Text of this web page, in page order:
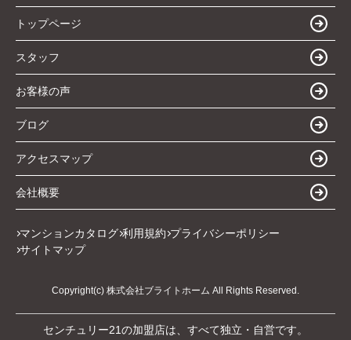
トップページ
スタッフ
お客様の声
ブログ
アクセスマップ
会社概要
マンションカタログ 利用規約 プライバシーポリシー
サイトマップ
Copyright(c) 株式会社ブライトホーム All Rights Reserved.
センチュリー21の加盟店は、すべて独立・自営です。